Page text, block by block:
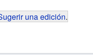
una edición.